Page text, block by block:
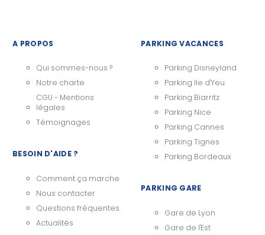
A PROPOS
Qui sommes-nous ?
Notre charte
CGU - Mentions
légales
Témoignages
BESOIN D'AIDE ?
Comment ça marche
Nous contacter
Questions fréquentes
Actualités
PARKING VACANCES
Parking Disneyland
Parking Ile d'Yeu
Parking Biarritz
Parking Nice
Parking Cannes
Parking Tignes
Parking Bordeaux
PARKING GARE
Gare de Lyon
Gare de l'Est